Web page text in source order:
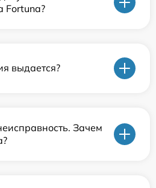
Fortuna?
выдается?
Зачем